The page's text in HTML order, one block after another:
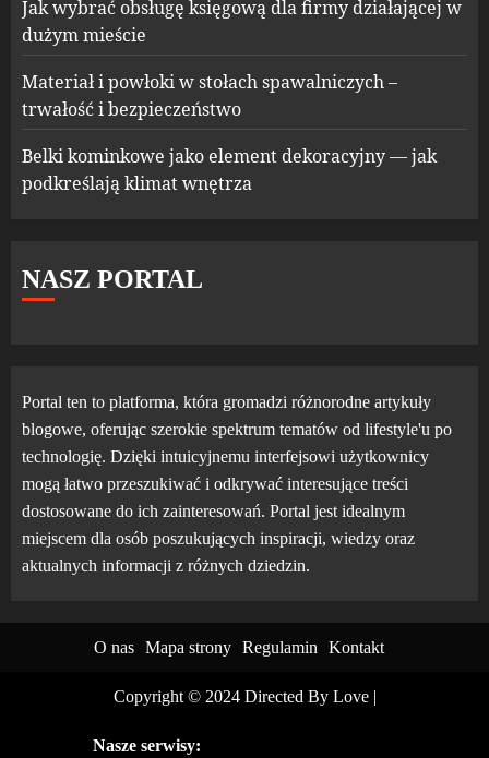
Jak wybrać obsługę księgową dla firmy działającej w
dużym mieście
Materiał i powłoki w stołach spawalniczych –
trwałość i bezpieczeństwo
Belki kominkowe jako element dekoracyjny — jak
podkreślają klimat wnętrza
NASZ PORTAL
Portal ten to platforma, która gromadzi różnorodne artykuły
blogowe, oferując szerokie spektrum tematów od lifestyle'u po
technologię. Dzięki intuicyjnemu interfejsowi użytkownicy
mogą łatwo przeszukiwać i odkrywać interesujące treści
dostosowane do ich zainteresowań. Portal jest idealnym
miejscem dla osób poszukujących inspiracji, wiedzy oraz
aktualnych informacji z różnych dziedzin.
O nas Mapa strony Regulamin Kontakt
Copyright © 2024 Directed By Love |
Nasze serwisy: